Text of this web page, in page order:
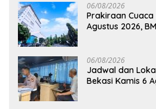
06/08/2026
Prakiraan Cuaca
Agustus 2026,
06/08/2026
Jadwal dan
Bekasi Kamis 6